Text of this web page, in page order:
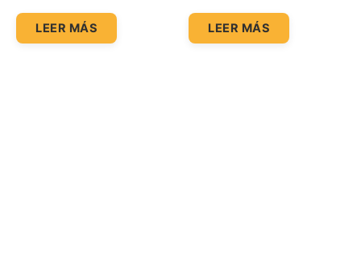
LEER MÁS LEER MÁS